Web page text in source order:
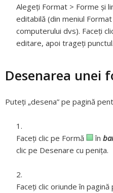
Alegeți Format > Forme și
editabilă (din meniul
computerului dvs). Faceți
editare, apoi trageți punctul.
Desenarea unei
Puteți „desena” pe pagină
Faceți clic pe Formă în
clic pe Desenare cu penița.
Faceți clic oriunde în